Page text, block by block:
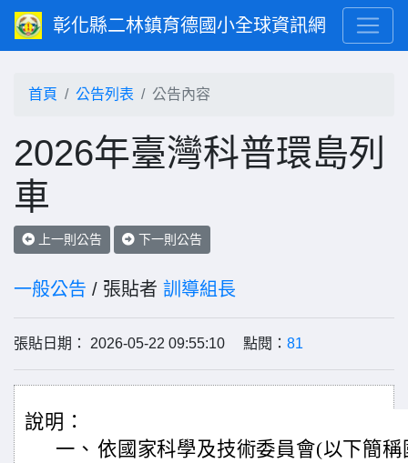
彰化縣二林鎮育德國小全球資訊網
首頁 公告列表 公告內容
2026年臺灣科普環島列
車
上一則公告 下一則公告
一般公告 / 張貼者 訓導組長
張貼日期： 2026-05-22 09:55:10 點閱： 81
說明：
一、 依國家科學及技術委員會(以下簡